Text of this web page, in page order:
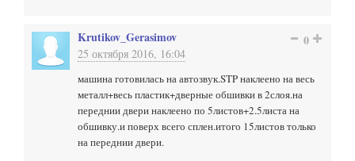
Krutikov_Gerasimov
25 октября 2016, 16:04
0
машина готовилась на автозвук.STP наклеено на весь
металл+весь пластик+дверные обшивки в 2слоя.на
переднии двери наклеено по 5листов+2.5листа на
обшивку.и поверх всего сплен.итого 15листов только
на переднии двери.